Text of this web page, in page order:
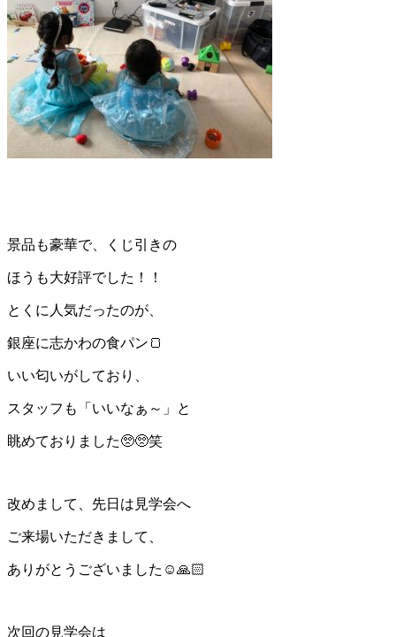
景品も豪華で、くじ引きの
ほうも大好評でした！！
とくに人気だったのが、
銀座に志かわの食パン🍞
いい匂いがしており、
スタッフも「いいなぁ～」と
眺めておりました🥺🥺笑
改めまして、先日は見学会へ
ご来場いただきまして、
ありがとうございました☺️🙏🏻
次回の見学会は